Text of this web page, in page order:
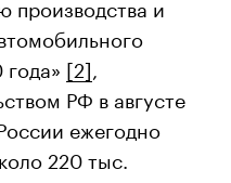
производства и
[2]
РФ в августе
ежегодно
220 тыс.